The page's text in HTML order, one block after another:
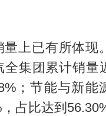
量上已有所体现
集团累计销量
；节能与新能
占比达到